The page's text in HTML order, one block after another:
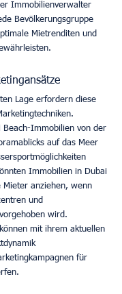
Immobilienverwalter
Bevölkerungsgruppe
Mietrenditen und
Lage erfordern diese
Beach-Immobilien von der
auf das Meer
Immobilien in Dubai
Mieter anziehen, wenn
und
wird.
mit ihrem aktuellen
für